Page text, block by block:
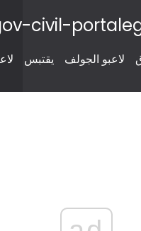
civil-
يقتبس لاعبو الجولف